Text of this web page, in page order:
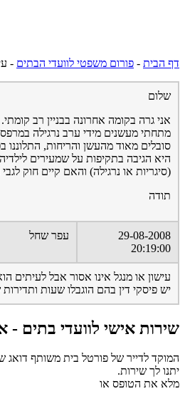
דף הבית - פורום משפטי לוועדי הבתים -
שלום
אני גרה בקומה אחרונה בבניין רב
מתחתי מעשנים מידי ערב נרגילה
סובלים מאוד מהעשן והריחות,
היא הגיבה בתקיפות על שמעירים
(סיגריות או נרגילה) והאם קיים חוק
תודה
29-08-2008
20:19:00
עפר שחל
עישון או מנגל אינו אסור אבל לעיתים
יש פיסקי דין בהם הוגבלו שעות
שירות אישי לוועדי בתים -
המוקד לדייר של פורטל בית משותף דואג
יתנו לך שירות.
מלא את הטופס או